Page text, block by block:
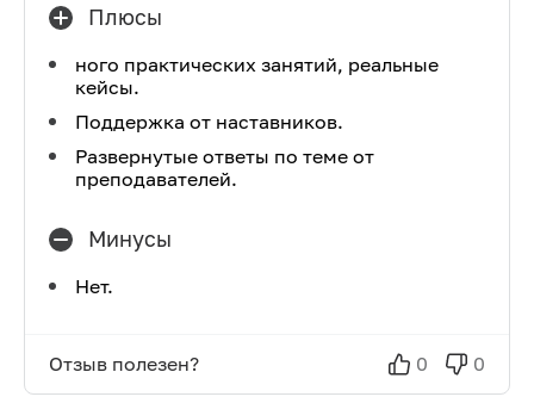
Плюсы
ного практических занятий, реальные
кейсы.
Поддержка от наставников.
Развернутые ответы по теме от
преподавателей.
Минусы
Нет.
Отзыв полезен? 0 0